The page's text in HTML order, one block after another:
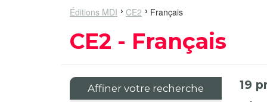
Éditions MDI CE2 Français
CE2 - Français
Affiner votre recherche
19